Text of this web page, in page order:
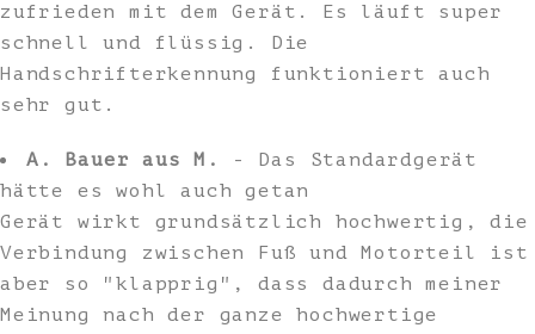
zufrieden mit dem Gerät. Es läuft super
schnell und flüssig. Die
Handschrifterkennung funktioniert auch
sehr gut.
A. Bauer aus M.
- Das Standardgerät
hätte es wohl auch getan
Gerät wirkt grundsätzlich hochwertig, die
Verbindung zwischen Fuß und Motorteil ist
aber so "klapprig", dass dadurch meiner
Meinung nach der ganze hochwertige